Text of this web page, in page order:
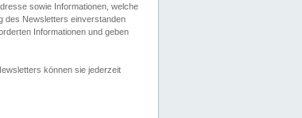
sowie Informationen, welche
des Newsletters einverstanden
Informationen und geben
können sie jederzeit